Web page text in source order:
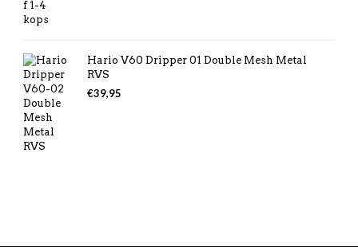
Hario V60 Dripper 01 Double Mesh Metal
RVS
€39,95